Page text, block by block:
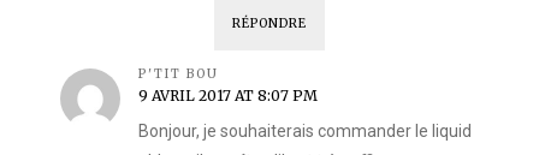
RÉPONDRE
P'TIT BOU
9 AVRIL 2017 AT 8:07 PM
Bonjour, je souhaiterais commander le liquid